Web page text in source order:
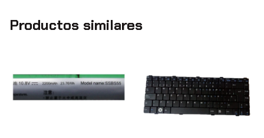
Productos similares